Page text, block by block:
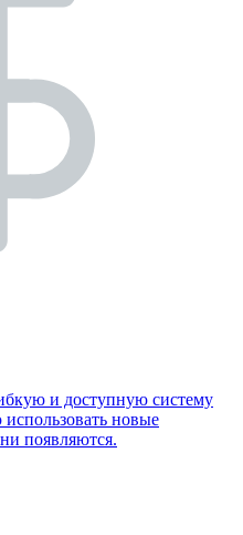
и доступную систему
новые
появляются.